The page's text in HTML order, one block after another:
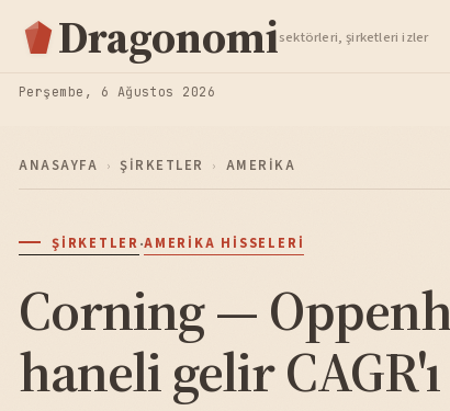
Dragonomisektörleri, şirketleri izler
Perşembe, 6 Ağustos 2026
ANASAYFA › ŞIRKETLER › AMERIKA
ŞIRKETLER·AMERIKA HISSELERI
Corning —
haneli gelir